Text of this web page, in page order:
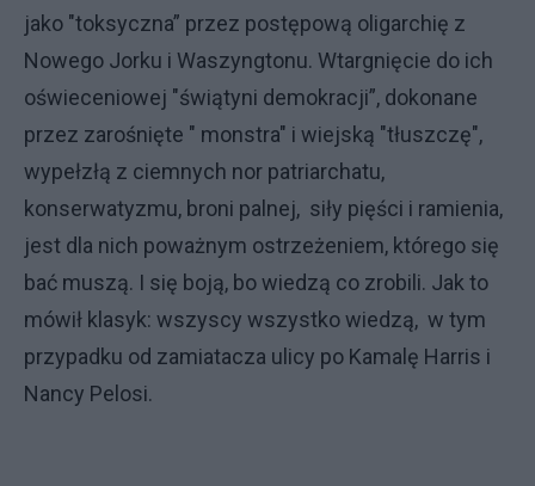
jako "toksyczna” przez postępową oligarchię z
Nowego Jorku i Waszyngtonu. Wtargnięcie do ich
oświeceniowej "świątyni demokracji”, dokonane
przez zarośnięte " monstra" i wiejską "tłuszczę",
wypełzłą z ciemnych nor patriarchatu,
konserwatyzmu, broni palnej, siły pięści i ramienia,
jest dla nich poważnym ostrzeżeniem, którego się
bać muszą. I się boją, bo wiedzą co zrobili. Jak to
mówił klasyk: wszyscy wszystko wiedzą, w tym
przypadku od zamiatacza ulicy po Kamalę Harris i
Nancy Pelosi.